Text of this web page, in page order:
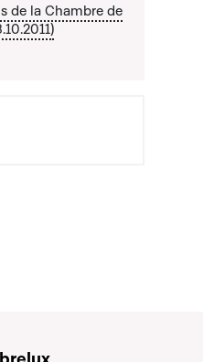
de la Chambre de